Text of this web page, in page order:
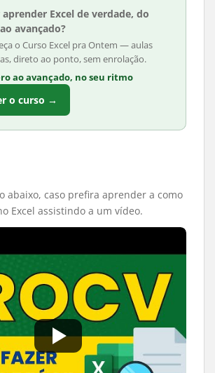
aprender Excel de verdade, do
avançado?
o Curso Excel pra Ontem — aulas
direto ao ponto, sem enrolação.
ao avançado, no seu ritmo
o curso →
abaixo, caso prefira aprender a como
Excel assistindo a um vídeo.